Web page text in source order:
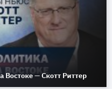
— Скотт Риттер